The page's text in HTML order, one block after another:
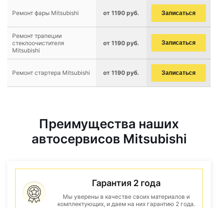
Ремонт фары Mitsubishi от 1190 руб. Записаться
Ремонт трапеции
стеклоочистителя
Mitsubishi
от 1190 руб. Записаться
Ремонт стартера Mitsubishi от 1190 руб. Записаться
Преимущества наших
автосервисов Mitsubishi
Гарантия 2 года
Мы уверены в качестве своих материалов и
комплектующих, и даем на них гарантию 2 года.